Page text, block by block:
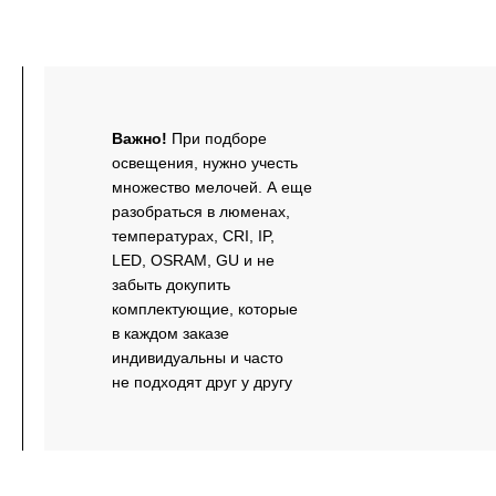
Важно! При подборе
освещения, нужно учесть
множество мелочей. А еще
разобраться в люменах,
температурах, CRI, IP,
LED, OSRAM, GU и не
забыть докупить
комплектующие, которые
в каждом заказе
индивидуальны и часто
не подходят друг у другу